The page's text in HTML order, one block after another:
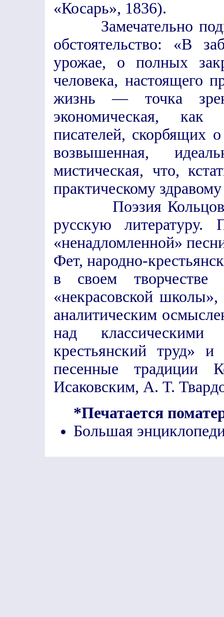
«Косарь», 1836).
Замечательно
обстоятельство: «В
урожае, о полных
человека, настоящего
жизнь — точка
экономическая,
писателей, скорбящих
возвышенная,
мистическая, что,
практическому
Поэзия Кольцова
русскую литературу.
«ненадломленной»
Фет, народно-
в своем
«некрасовской
аналитическим
над
крестьянский труд»
песенные традиции
Исаковским, А. Т.
*Печатается
Большая